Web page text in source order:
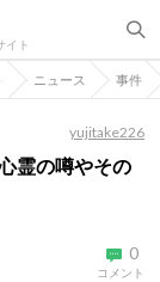
イト
ニュース 事件
yujitake226
霊の噂やその
0
コメント